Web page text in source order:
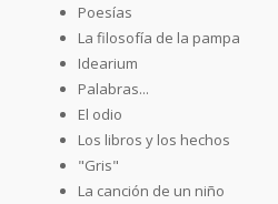
Poesías
La filosofía de la pampa
Idearium
Palabras...
El odio
Los libros y los hechos
"Gris"
La canción de un niño